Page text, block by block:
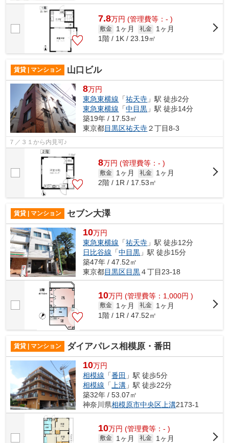
7.8万円 (管理費等：- )
敷金 1ヶ月 礼金
1ヶ月
1階 / 1K / 23.19㎡
賃貸 | マンション 山口ビル
8万円
東急東横線 「祐天寺 」駅 徒歩2分
東急東横線 「中目黒 」駅 徒歩14分
築19年 / 17.53㎡
東京都目黒区祐天寺２丁目8-3
７／３１から内見可♪
8万円 (管理費等：- )
敷金 1ヶ月 礼金
1ヶ月
2階 / 1R / 17.53㎡
賃貸 | マンション セブン大澤
10万円
東急東横線 「祐天寺 」駅 徒歩12分
日比谷線 「中目黒 」駅 徒歩15分
築47年 / 47.52㎡
東京都目黒区目黒４丁目23-18
10万円 (管理費等：1,000円 )
敷金 1ヶ月 礼金
1ヶ月
1階 / 1R / 47.52㎡
賃貸 | マンション ダイアパレス相模原・番田
10万円
相模線 「番田 」駅 徒歩5分
相模線 「 上溝 」駅 徒歩22分
築32年 / 53.07㎡
神奈川県相模原市中央区 上溝2173-1
10万円 (管理費等：- )
敷金 1ヶ月 礼金
1ヶ月